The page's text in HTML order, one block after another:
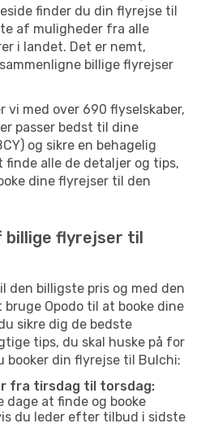
finder du din flyrejse til
af muligheder fra alle
i landet. Det er nemt,
billige flyrejser
vi med over 690 flyselskaber,
passer bedst til dine
og sikre en behagelig
alle de detaljer og tips,
dine flyrejser til den
billige flyrejser til
den billigste pris og med den
Opodo til at booke dine
sikre dig de bedste
tips, du skal huske på for
booker din flyrejse til Bulchi:
fra tirsdag til torsdag:
dage at finde og booke
du leder efter tilbud i sidste